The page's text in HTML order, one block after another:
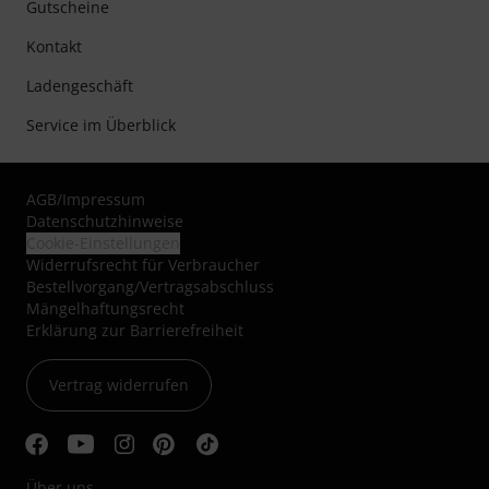
Gutscheine
Kontakt
Ladengeschäft
Service im Überblick
AGB/Impressum
Datenschutzhinweise
Widerrufsrecht für Verbraucher
Bestellvorgang/Vertragsabschluss
Mängelhaftungsrecht
Erklärung zur Barrierefreiheit
Vertrag widerrufen